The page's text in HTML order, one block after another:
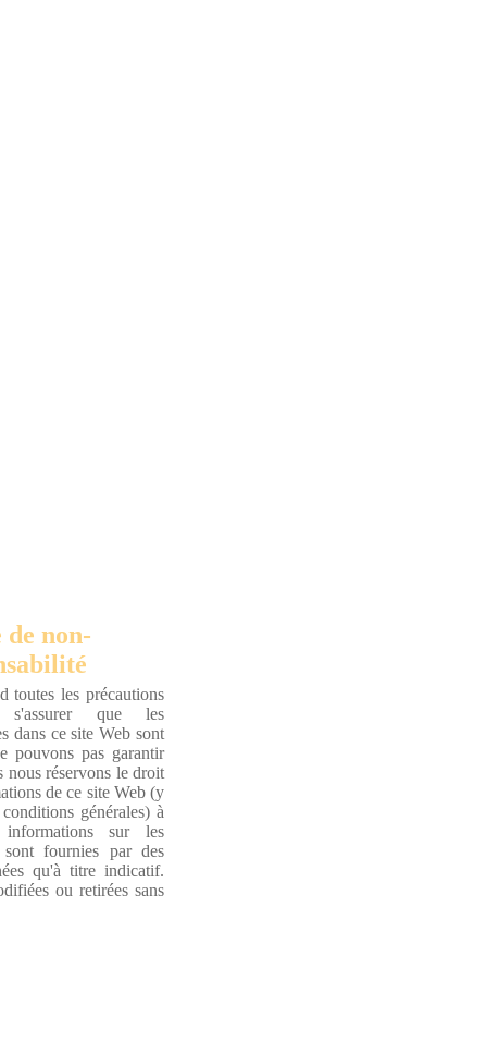
de non-
toutes les précautions
s'assurer que les
dans ce site Web sont
pouvons pas garantir
nous réservons le droit
de ce site Web (y
générales) à
sur les
sont fournies par des
qu'à titre indicatif.
ou retirées sans